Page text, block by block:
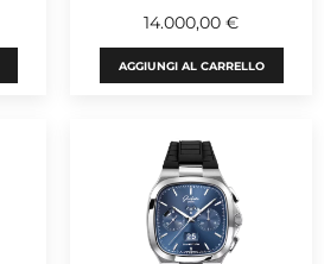
14.000,00 €
AGGIUNGI AL CARRELLO